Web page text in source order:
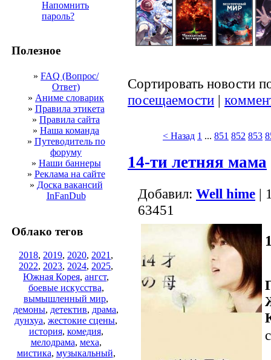
Напомнить
пароль?
Полезное
» FAQ (Вопрос/
Ответ)
» Аниме словарик
» Правила этикета
» Правила сайта
» Наша команда
» Путеводитель по
форуму
» Наши баннеры
» Реклама на сайте
» Доска вакансий
InFanDub
Облако тегов
2018, 2019, 2020, 2021 ,
2022, 2023, 2024, 2025,
Южная Корея, ангст,
боевые искусства,
вымышленный мир,
демоны, детектив, драма,
дунхуа, жестокие сцены,
история, комедия,
мелодрама, меха,
мистика, музыкальный,
Сортировать новости
посещаемости |
< Назад 1 ... 851 852 853
14-ти летняя мама
Добавил: Well hime |
63451